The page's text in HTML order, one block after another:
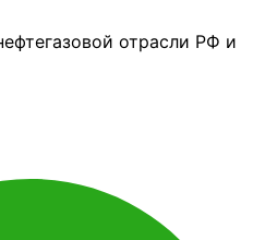
отрасли РФ и